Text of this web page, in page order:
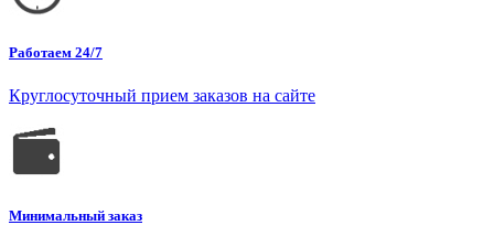
Работаем 24/7
Круглосуточный прием заказов на сайте
Минимальный заказ